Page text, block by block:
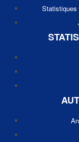
Statistiques